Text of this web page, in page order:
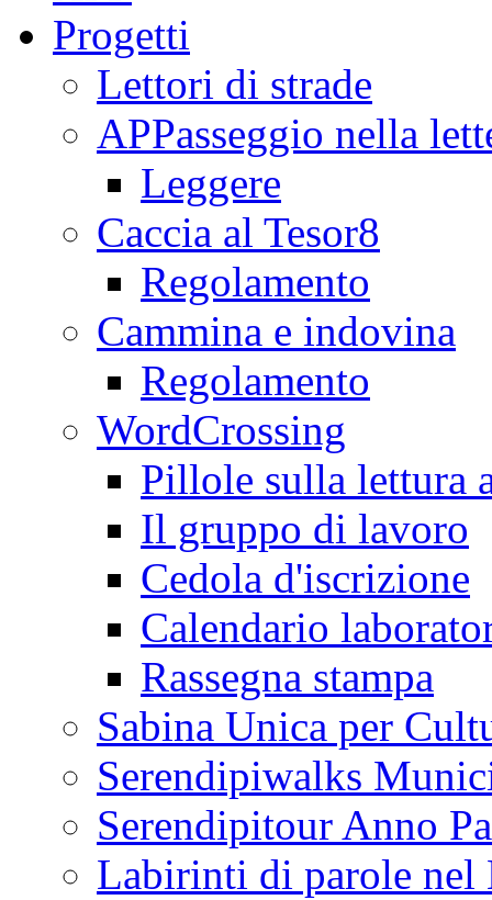
Progetti
Lettori di strade
APPasseggio nella
Leggere
Caccia al Tesor8
Regolamento
Cammina e indovina
Regolamento
WordCrossing
Pillole sulla lettura
Il gruppo di lavoro
Cedola d'iscrizione
Calendario
Rassegna stampa
Sabina Unica per
Serendipiwalks
Serendipitour Anno
Labirinti di parole